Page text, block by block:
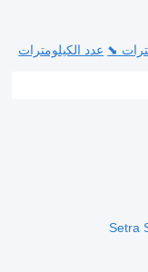
⬊ عدد الكيلومترات